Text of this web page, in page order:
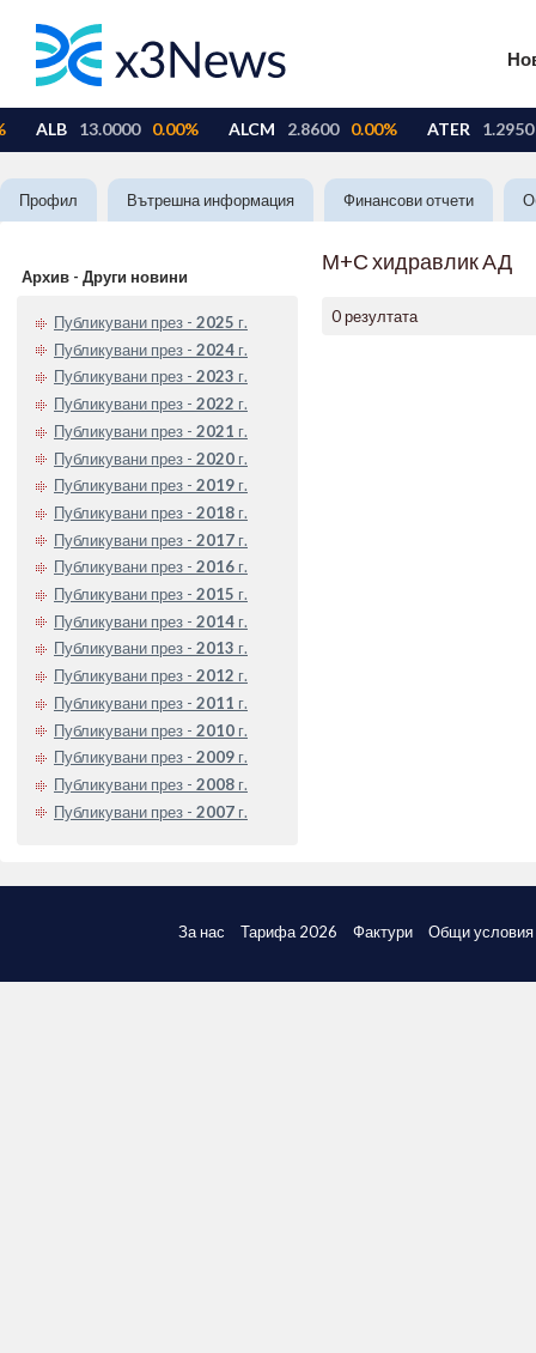
Профил Вътрешна информация Финансови отчети
Архив - Други новини
Публикувани през - 2025 г.
Публикувани през - 2024 г.
Публикувани през - 2023 г.
Публикувани през - 2022 г.
Публикувани през - 2021 г.
Публикувани през - 2020 г.
Публикувани през - 2019 г.
Публикувани през - 2018 г.
Публикувани през - 2017 г.
Публикувани през - 2016 г.
Публикувани през - 2015 г.
Публикувани през - 2014 г.
Публикувани през - 2013 г.
Публикувани през - 2012 г.
Публикувани през - 2011 г.
Публикувани през - 2010 г.
Публикувани през - 2009 г.
Публикувани през - 2008 г.
Публикувани през - 2007 г.
М+С хидравлик АД
0 резултата
За нас Тарифа 2026 Фактури Общи условия